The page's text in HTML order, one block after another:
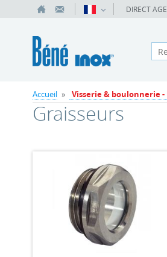
DIRECT
Accueil » Visserie & boulonnerie
Graisseurs